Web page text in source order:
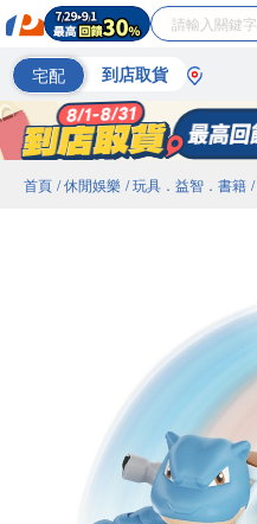
宅配 到店取貨
首頁 / 休閒娛樂 / 玩具．益智．書籍